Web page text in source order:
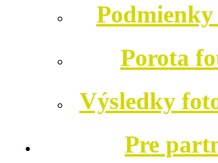
Porota
Výsledky
Pre